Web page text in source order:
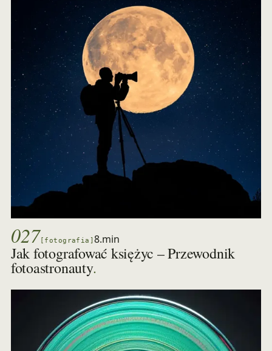
027 [fotografia]8.min
Jak fotografować księżyc – Przewodnik
fotoastronauty.